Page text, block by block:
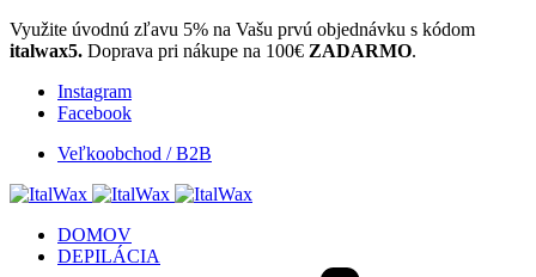
Využite úvodnú zľavu 5% na Vašu prvú objednávku s kódom
italwax5. Doprava pri nákupe na 100€ ZADARMO.
Instagram
Facebook
Veľkoobchod / B2B
DOMOV
DEPILÁCIA